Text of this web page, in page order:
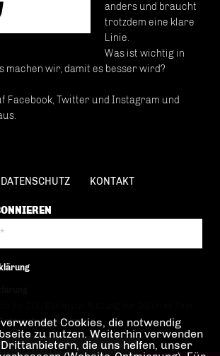
anders und braucht
trotzdem eine klare
Linie.
Was ist wichtig in
machen wir, damit es besser wird?
Facebook, Twitter und Instagram und
DATENSCHUTZ KONTAKT
die CDU Berlin zur Nutzung der Daten im Sinn
Datenschutzerklärung.*
Verifizierung
Cookies, die notwendig
zu nutzen. Weiterhin verwenden
die uns helfen, unser